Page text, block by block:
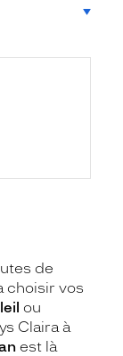
de
choisir vos
ou
Claira à
est là